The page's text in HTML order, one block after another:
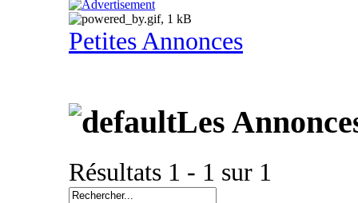
Petites Annonces
Les
Résultats 1 - 1 sur 1